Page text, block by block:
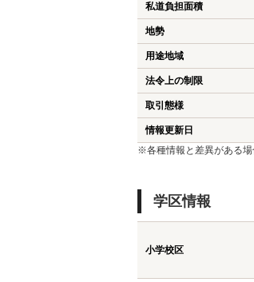
私道負担面積
地勢
用途地域
法令上の制限
取引態様
情報更新日
※各種情報と差異がある
学区情報
小学校区